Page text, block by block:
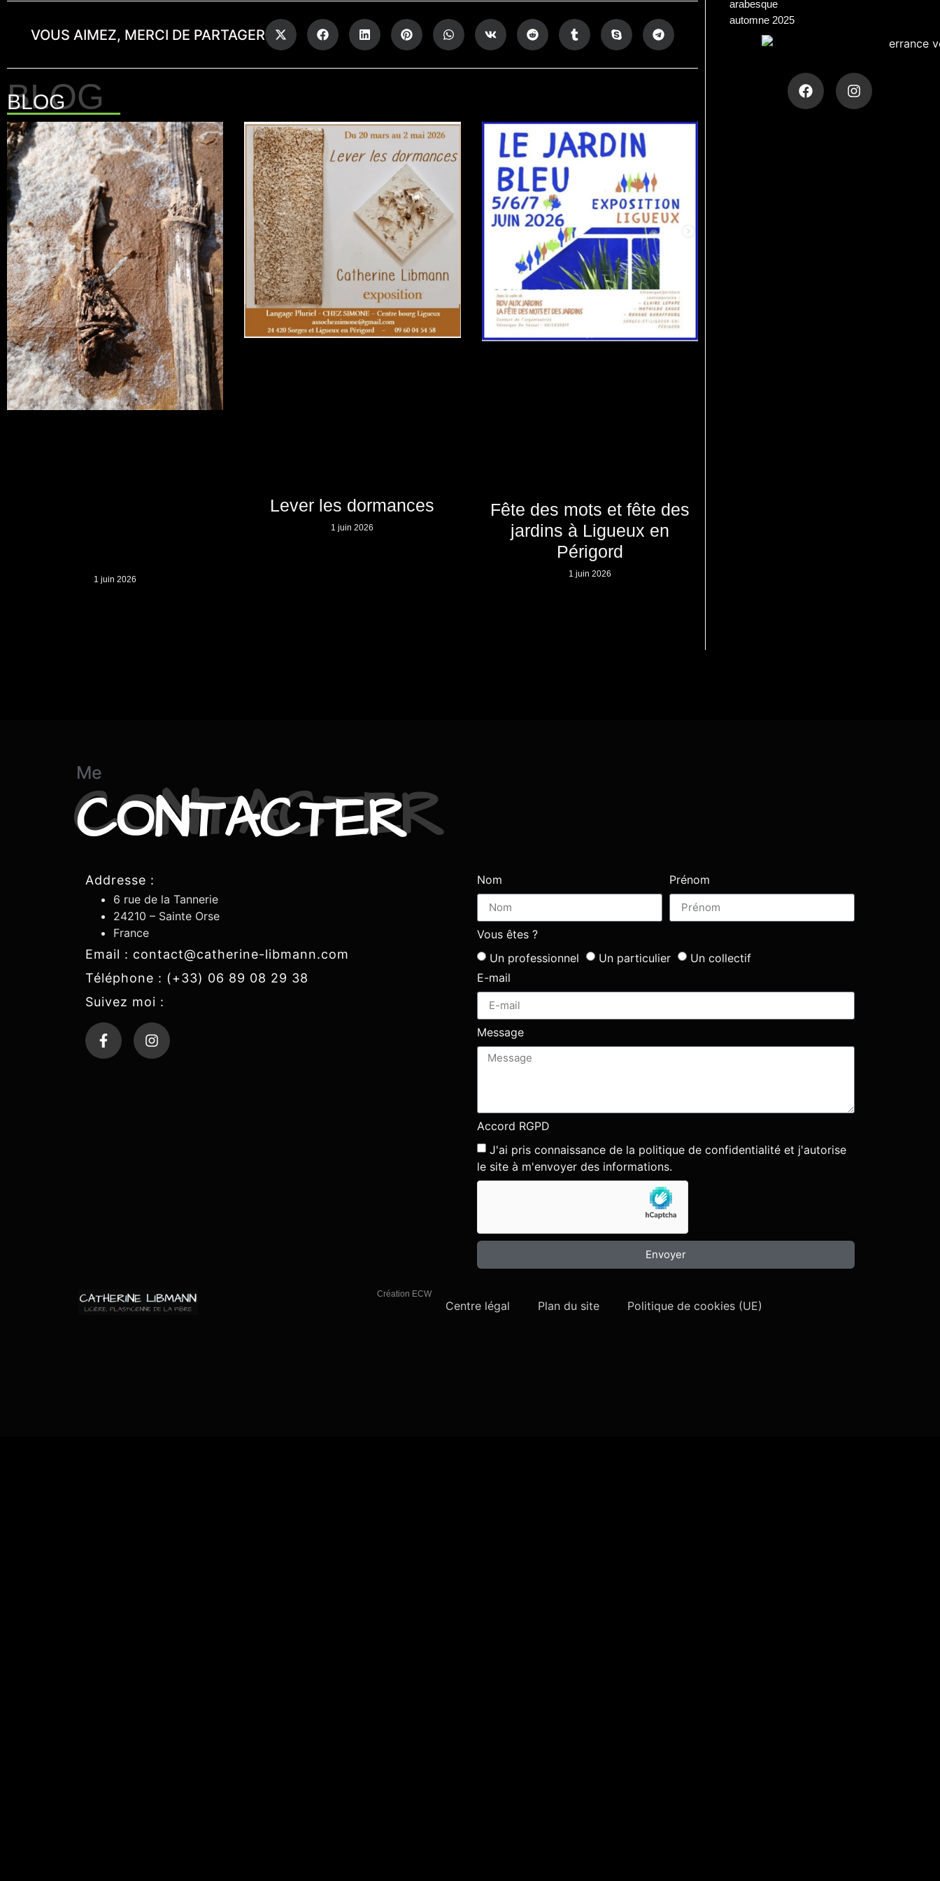
VOUS AIMEZ, MERCI DE PARTAGER
BLOG
1 juin 2026
Lever les dormances
1 juin 2026
Fête des mots et fête des
jardins à Ligueux en
Périgord
1 juin 2026
arabesque
automne 2025
Me
CONTACTER
Addresse :
6 rue de la Tannerie
24210 – Sainte Orse
France
Email : contact@catherine-libmann.com
Téléphone : (+33) 06 89 08 29 38
Suivez moi :
Nom Prénom
Vous êtes ?
Un professionnel
Un particulier
Un collectif
E-mail
Message
Accord RGPD
J'ai pris connaissance de la politique de confidentialité et j'autorise
le site à m'envoyer des informations.
Envoyer
Création ECW
Centre légal Plan du site Politique de cookies (UE)